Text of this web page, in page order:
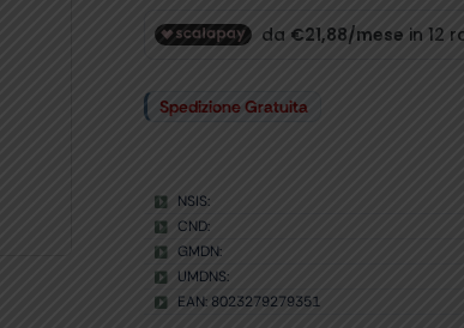
Spedizione Gratuita
NSIS:
CND:
GMDN:
UMDNS:
EAN: 8023279279351